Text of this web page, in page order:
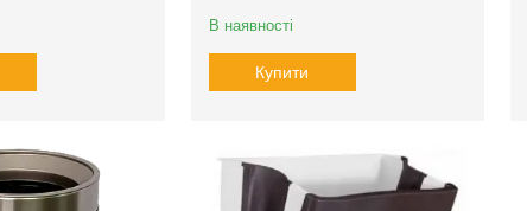
В наявності
Купити